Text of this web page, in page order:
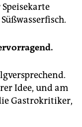
Idee, und am
Gastrokritiker,